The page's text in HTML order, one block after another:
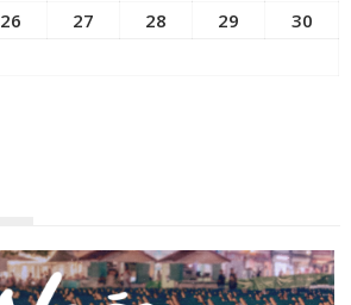
26 27 28 29
30